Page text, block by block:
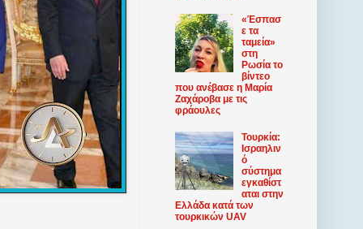
«Έσπασ
ε τα
ταμεία»
στη
Ρωσία το
βίντεο
που ανέβασε η Μαρία
Ζαχάροβα με τις
φράουλες
Τουρκία:
Ισραηλιν
ό
σύστημα
εγκαθίστ
αται στην
Ελλάδα κατά των
τουρκικών UAV